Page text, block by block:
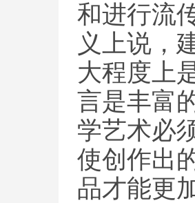
和进行流
义上说，
大程度上
言是丰富
学艺术必
使创作出
品才能更